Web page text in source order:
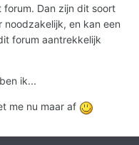
Dan zijn dit soort
en kan een
forum aantrekkelijk
ik...
me nu maar af